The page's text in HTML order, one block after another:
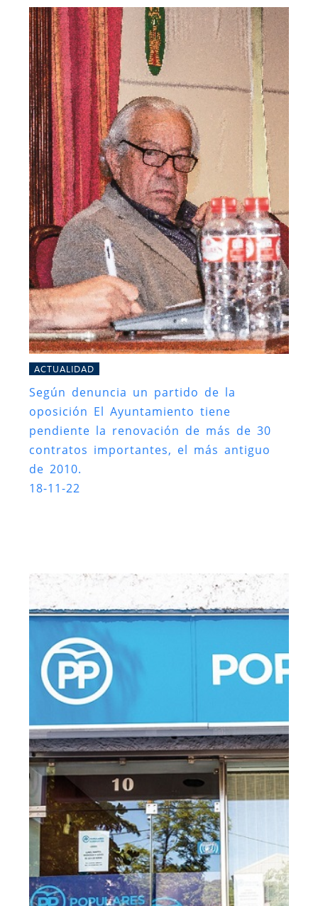
ACTUALIDAD
Según denuncia un partido de la
oposición El Ayuntamiento tiene
pendiente la renovación de más de 30
contratos importantes, el más antiguo
de 2010.
18-11-22